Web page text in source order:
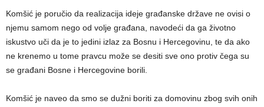
Komšić je poručio da realizacija ideje građanske države ne ovisi o
njemu samom nego od volje građana, navodeći da ga životno
iskustvo uči da je to jedini izlaz za Bosnu i Hercegovinu, te da ako
ne krenemo u tome pravcu može se desiti sve ono protiv čega su
se građani Bosne i Hercegovine borili.
Komšić je naveo da smo se dužni boriti za domovinu zbog svih onih